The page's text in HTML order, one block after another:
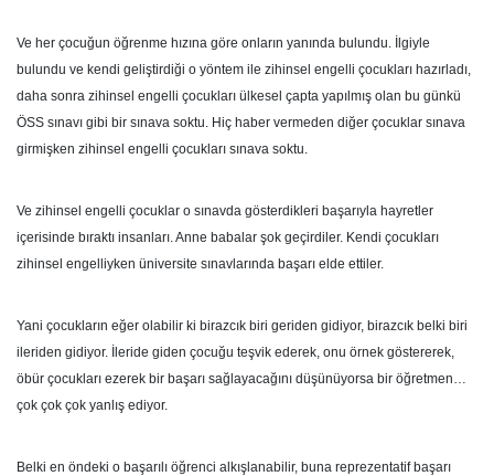
Ve her çocuğun öğrenme hızına göre onların yanında bulundu. İlgiyle
bulundu ve kendi geliştirdiği o yöntem ile zihinsel engelli çocukları hazırladı,
daha sonra zihinsel engelli çocukları ülkesel çapta yapılmış olan bu günkü
ÖSS sınavı gibi bir sınava soktu. Hiç haber vermeden diğer çocuklar sınava
girmişken zihinsel engelli çocukları sınava soktu.
Ve zihinsel engelli çocuklar o sınavda gösterdikleri başarıyla hayretler
içerisinde bıraktı insanları. Anne babalar şok geçirdiler. Kendi çocukları
zihinsel engelliyken üniversite sınavlarında başarı elde ettiler.
Yani çocukların eğer olabilir ki birazcık biri geriden gidiyor, birazcık belki biri
ileriden gidiyor. İleride giden çocuğu teşvik ederek, onu örnek göstererek,
öbür çocukları ezerek bir başarı sağlayacağını düşünüyorsa bir öğretmen…
çok çok çok yanlış ediyor.
Belki en öndeki o başarılı öğrenci alkışlanabilir, buna reprezentatif başarı